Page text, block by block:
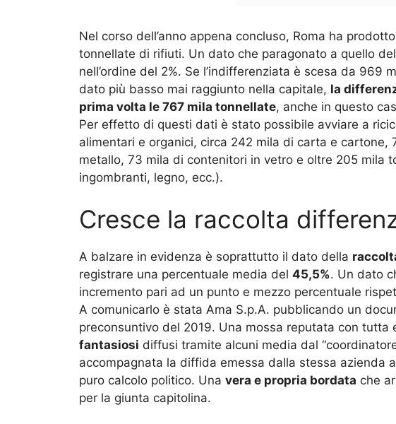
Nel corso dell’anno appena concluso, Roma ha
tonnellate di rifiuti. Un dato che paragonato a quello
nell’ordine del 2%. Se l’indifferenziata è scesa da 969
dato più basso mai raggiunto nella capitale, la
prima volta le 767 mila tonnellate, anche in questo
Per effetto di questi dati è stato possibile avviare a
alimentari e organici, circa 242 mila di carta e cartone,
metallo, 73 mila di contenitori in vetro e oltre 205 mila
ingombranti, legno, ecc.).
Cresce la raccolta
A balzare in evidenza è soprattutto il dato della
registrare una percentuale media del 45,5%. Un dato
incremento pari ad un punto e mezzo percentuale
A comunicarlo è stata Ama S.p.A. pubblicando un
preconsuntivo del 2019. Una mossa reputata con tutta
fantasiosi diffusi tramite alcuni media dal
accompagnata la diffida emessa dalla stessa azienda
puro calcolo politico. Una vera e propria bordata che
per la giunta capitolina.